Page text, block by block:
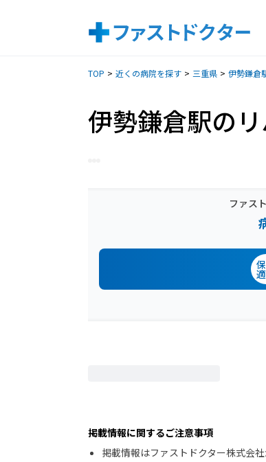
TOP 近くの病院を探す 三重県 伊勢鎌倉
伊勢鎌倉駅の
ファス
掲載情報に関するご注意事項
掲載情報はファストドクター株式会